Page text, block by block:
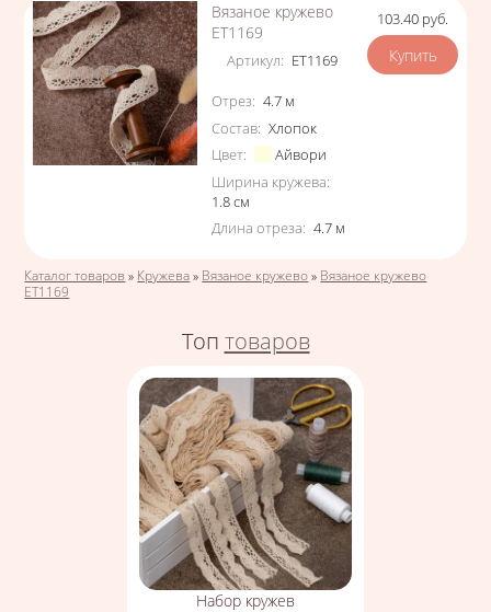
Вязаное кружево
ЕТ1169
Артикул: ЕТ1169
Характеристики
Отрез: 4.7 м
Состав: Хлопок
Цвет:
Айвори
Ширина кружева:
1.8см
Длина отреза: 4.7 м
Цена
103.40 руб.
Вы здесь
Каталог товаров » Кружева » Вязаное кружево » Вязаное кружево
ЕТ1169
Топ товаров
Набор кружев